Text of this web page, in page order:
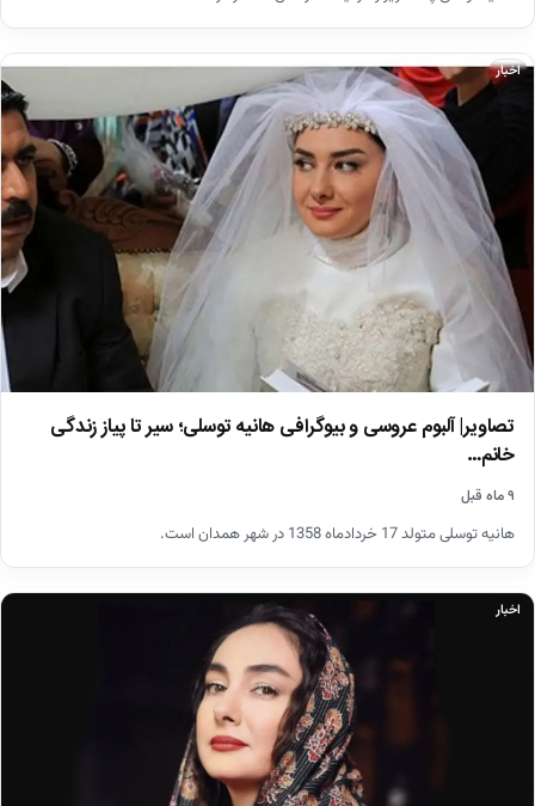
اخبار
تصاویر| آلبوم عروسی و بیوگرافی هانیه توسلی؛ سیر تا پیاز زندگی
خانم…
۹ ماه قبل
هانیه توسلی متولد 17 خردادماه 1358 در شهر همدان است.
اخبار